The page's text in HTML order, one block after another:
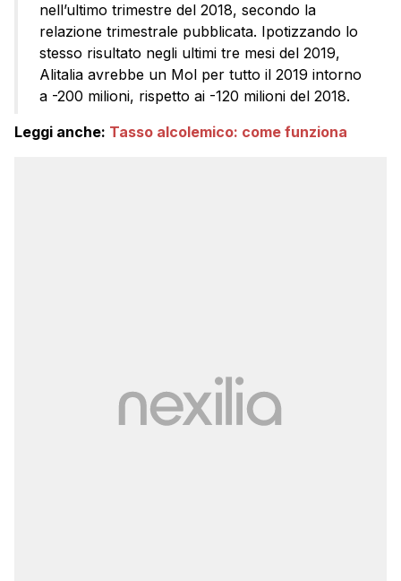
nell’ultimo trimestre del 2018, secondo la
relazione trimestrale pubblicata. Ipotizzando lo
stesso risultato negli ultimi tre mesi del 2019,
Alitalia avrebbe un Mol per tutto il 2019 intorno
a -200 milioni, rispetto ai -120 milioni del 2018.
Leggi anche: Tasso alcolemico: come funziona